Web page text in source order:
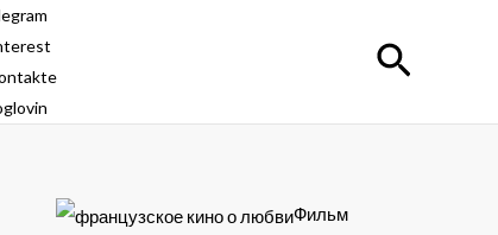
Поиск
Фильм